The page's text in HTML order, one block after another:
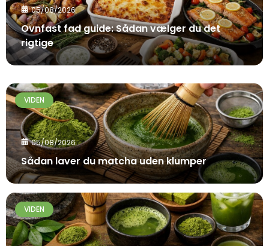
05/08/2026
Ovnfast fad guide: Sådan vælger du det
rigtige
VIDEN
05/08/2026
Sådan laver du matcha uden klumper
VIDEN